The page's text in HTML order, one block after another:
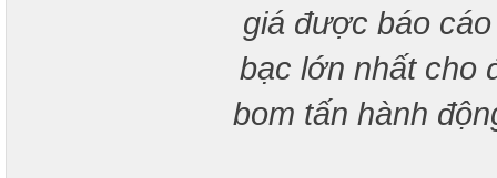
giá được báo
bạc lớn nhất cho
bom tấn hành